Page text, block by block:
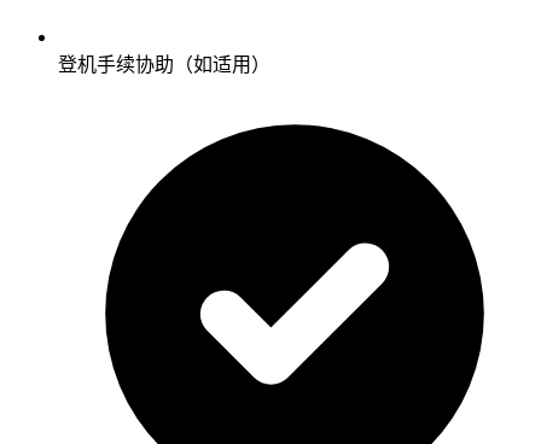
登机手续协助（如适用）